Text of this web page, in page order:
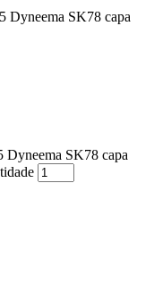
Dyneema SK78 capa
SK78 capa